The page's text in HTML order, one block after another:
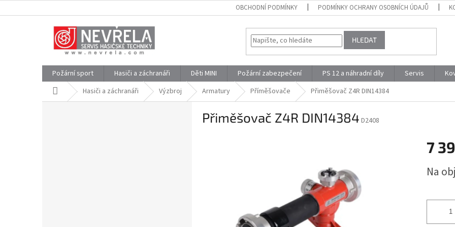
na
OBCHODNÍ PODMÍNKY PODMÍNKY OCHRANY OSOBNÍCH ÚDAJŮ
HLEDAT
Požární sport Hasiči a záchranáři Děti MINI Požární zabezpečení PS 12 a náhradní díly Servis
Domů Hasiči a záchranáři Výzbroj Armatury Příměšovače Přiměšovač Z4R DIN14384
Přiměšovač Z4R DIN14384 D2408
7
cena:
Na